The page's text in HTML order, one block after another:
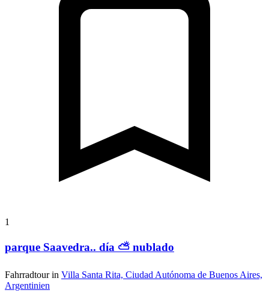
1
parque Saavedra.. día ⛅ nublado
Fahrradtour in Villa Santa Rita, Ciudad Autónoma de Buenos Aires,
Argentinien